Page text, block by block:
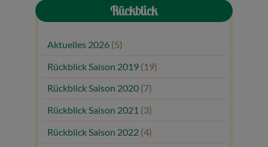
Rückblick
Aktuelles 2026 (5)
Rückblick Saison 2019 (19)
Rückblick Saison 2020 (7)
Rückblick Saison 2021 (3)
Rückblick Saison 2022 (4)